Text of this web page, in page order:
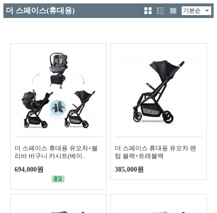
더 스페이스(휴대용)
더 스페이스 휴대용 유모차+블
리바 바구니 카시트(베이..
694,000원
더 스페이스 휴대용 유모차 팬
텀 블랙+트래블백
385,000원